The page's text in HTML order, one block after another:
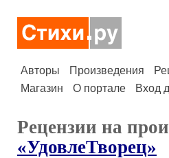
Авторы Произведения
Магазин
О портале Вход
Рецензии на
«УдовлеТворец»